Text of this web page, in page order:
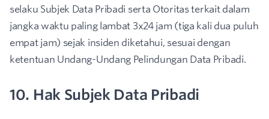
selaku Subjek Data Pribadi serta Otoritas terkait dalam
jangka waktu paling lambat 3x24 jam (tiga kali dua puluh
empat jam) sejak insiden diketahui, sesuai dengan
ketentuan Undang-Undang Pelindungan Data Pribadi.
10. Hak Subjek Data Pribadi